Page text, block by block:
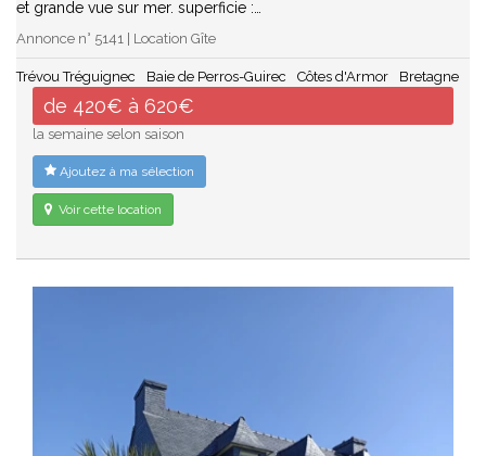
et grande vue sur mer. superficie :…
Annonce n° 5141 | Location Gîte
Trévou Tréguignec Baie de Perros-Guirec Côtes d'Armor Bretagne
de 420€ à 620€
la semaine selon saison
Ajoutez à ma sélection
Voir cette location